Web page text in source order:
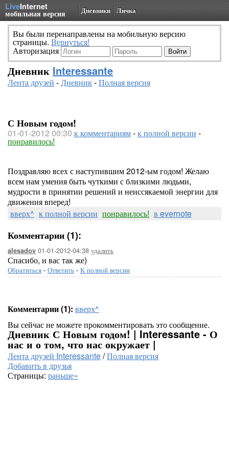
LiveInternet
мобильная версия Дневники Личка
Вы были перенаправлены на мобильную версию
страницы. Вернуться!
Авторизация
Дневник Interessante
Лента друзей -Дневник-Полная версия
С Новым годом!
01-01-2012 00:30 к комментариям-к полной версии -
понравилось!
Поздравляю всех с наступившим 2012-ым годом! Желаю
всем нам умения быть чуткими с близкими людьми,
мудрости в принятии решений и неиссякаемой энергии для
движения вперед!
вверх^ к полной версии понравилось! в evernote
Комментарии (1):
alesadov 01-01-2012-04:38 удалить
Спасибо, и вас так же)
Обратиться - Ответить - К полной версии
Комментарии (1): вверх^
Вы сейчас не можете прокомментировать это сообщение.
Дневник С Новым годом! | Interessante - О
нас и о том, что нас окружает |
Лента друзей Interessante/Полная версия
Добавить в друзья
Страницы: раньше»